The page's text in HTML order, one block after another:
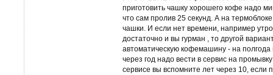
приготовить чашку хорошего кофе надо
что сам пролив 25 секунд. А на
чашки. И если нет времени, например
достаточно и вы гурман , то другой
автоматическую кофемашину - на полгода
через год надо вести в сервис на
сервисе вы вспомните лет через 10, если